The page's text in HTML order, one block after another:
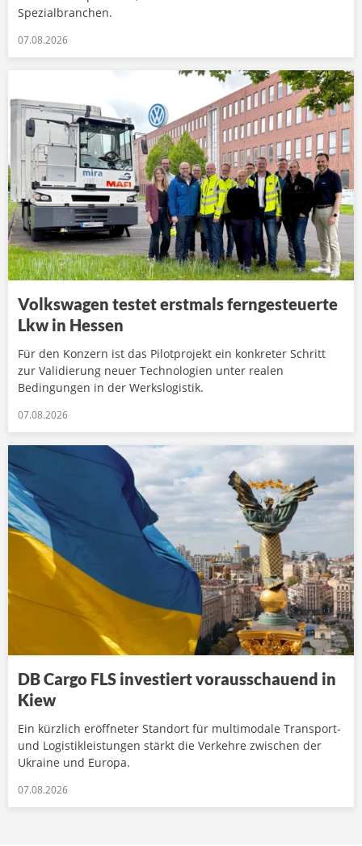
Spezialbranchen.
07.08.2026
Volkswagen testet erstmals ferngesteuerte
Lkw in Hessen
Für den Konzern ist das Pilotprojekt ein konkreter Schritt
zur Validierung neuer Technologien unter realen
Bedingungen in der Werkslogistik.
07.08.2026
DB Cargo FLS investiert vorausschauend in
Kiew
Ein kürzlich eröffneter Standort für multimodale Transport-
und Logistikleistungen stärkt die Verkehre zwischen der
Ukraine und Europa.
07.08.2026